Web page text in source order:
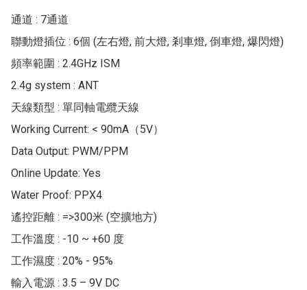
通道 : 7通道
聯動燈插位 : 6個 (左右燈, 前大燈, 剎車燈, 倒車燈, 爆閃燈)
頻率範圍 : 2.4GHz ISM
2.4g system : ANT
天線類型 : 單同軸電纜天線
Working Current: < 90mA（5V）
Data Output: PWM/PPM
Online Update: Yes
Water Proof: PPX4
遙控距離 : =>300米 (空擴地方)
工作溫度 : -10 ~ +60 度
工作濕度 : 20% - 95%
輸入電源 : 3.5 – 9V DC